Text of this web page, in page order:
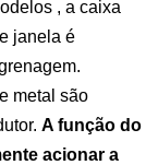
, a caixa
janela é
metal são
A função do
acionar a